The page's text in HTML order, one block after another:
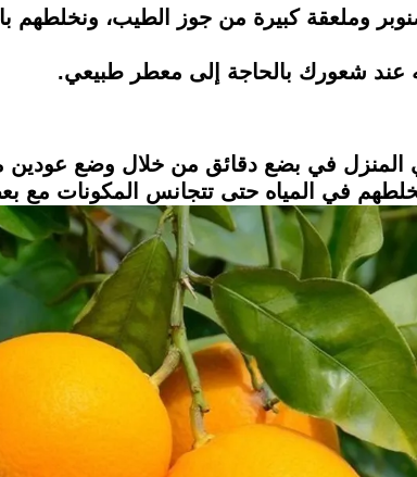
وملعقة كبيرة من جوز الطيب، ونخلطهم
عند شعورك بالحاجة إلى معطر طبيعي.
في بضع دقائق من خلال وضع عودين
في المياه حتى تتجانس المكونات مع